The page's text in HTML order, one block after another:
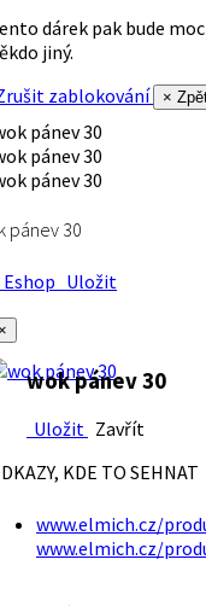
dárek pak bude
jiný.
zablokování
×
pánev 30
Uložit
wok pánev 30
Uložit Zavřít
KDE TO SEHNAT
www.elmich.cz/
www.elmich.cz/